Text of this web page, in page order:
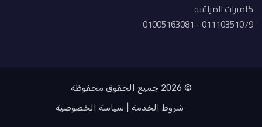
كاميرات المراقبه
01110351079 - 01005163081
© 2026 جميع الحقوق محفوظة
شروط الخدمة
سياسة الخصوصية